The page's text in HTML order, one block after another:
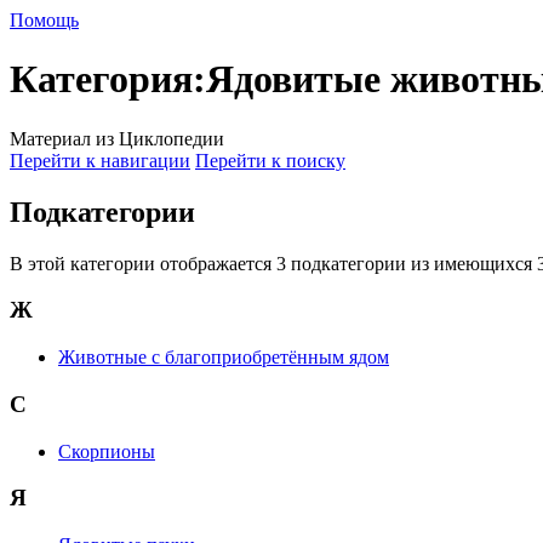
Помощь
Категория:Ядовитые
Материал из Циклопедии
Перейти к навигации Перейти к поиску
Подкатегории
В этой категории отображается 3 подкатегории из имеющихся
Ж
Животные с благоприобретённым ядом
С
Скорпионы
Я